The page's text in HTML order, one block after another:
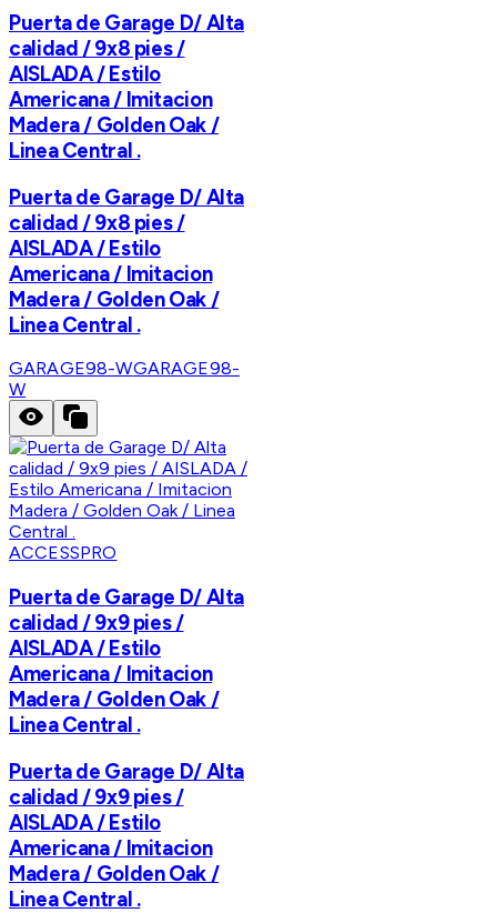
Puerta de Garage D/ Alta
calidad / 9x8 pies /
AISLADA / Estilo
Americana / Imitacion
Madera / Golden Oak /
Linea Central .
Puerta de Garage D/ Alta
calidad / 9x8 pies /
AISLADA / Estilo
Americana / Imitacion
Madera / Golden Oak /
Linea Central .
GARAGE98-WGARAGE98-
W
ACCESSPRO
Puerta de Garage D/ Alta
calidad / 9x9 pies /
AISLADA / Estilo
Americana / Imitacion
Madera / Golden Oak /
Linea Central .
Puerta de Garage D/ Alta
calidad / 9x9 pies /
AISLADA / Estilo
Americana / Imitacion
Madera / Golden Oak /
Linea Central .